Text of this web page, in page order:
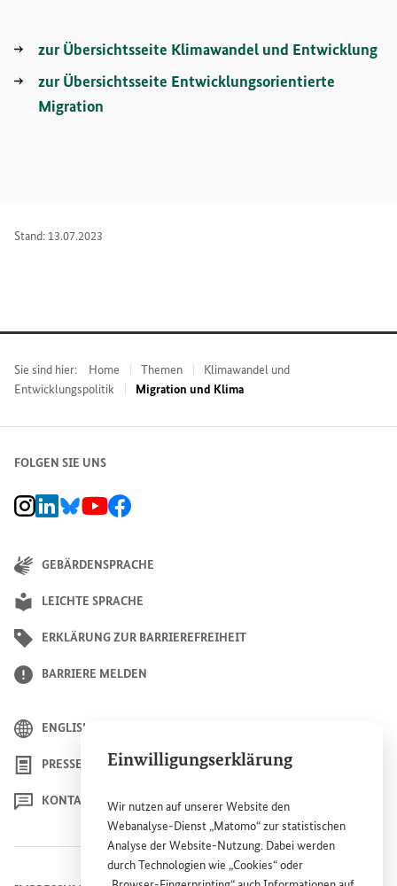
Einwilligungserklärung
Wir nutzen auf unsererWebsite den
Webanalyse-Dienst „Matomo“ zur statistischen
Analyse derWebsite-Nutzung. Dabei werden
durch Technologien wie „Cookies“ oder
zur Übersichtsseite Klimawandel und Entwicklung
zur Übersichtsseite Entwicklungsorientierte
Migration
Stand: 13.07.2023
Sie sind hier: Home Themen
Klimawandel und
Entwicklungspolitik
Migration und Klima
FOLGEN SIE UNS
BMZ Instagram-Kanal, Externer Link
BMZ LinkedIn Unternehmensseite, Externer Link
BMZ Bluesky-Seite, Externer Link
BMZ Youtube-Kanal, Externer Link
BMZ Facebook-Seite, Externer Link
GEBÄRDENSPRACHE
LEICHTE SPRACHE
ERKLÄRUNG ZUR BARRIEREFREIHEIT
BARRIERE MELDEN
ENGLISH
PRESSE
KONTAKT